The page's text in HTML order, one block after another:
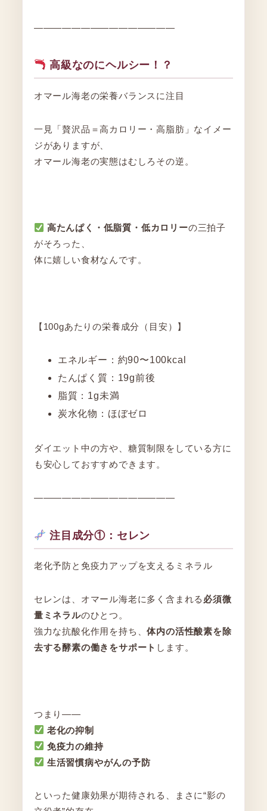
―――――――――――――――
高級なのにヘルシー！？
オマール海老の栄養バランスに注目
一見「贅沢品＝高カロリー・高脂肪」なイメー
ジがありますが、
オマール海老の実態はむしろその逆。
高たんぱく・低脂質・低カロリーの三拍子
がそろった、
体に嬉しい食材なんです。
【100gあたりの栄養成分（目安）】
エネルギー：約90〜100kcal
たんぱく質：19g前後
脂質：1g未満
炭水化物：ほぼゼロ
ダイエット中の方や、糖質制限をしている方に
も安心しておすすめできます。
―――――――――――――――
注目成分①：セレン
老化予防と免疫力アップを支えるミネラル
セレンは、オマール海老に多く含まれる 必須微
量ミネラルのひとつ。
強力な抗酸化作用を持ち、体内の活性酸素を除
去する酵素の働きをサポート します。
つまり――
老化の抑制
免疫力の維持
生活習慣病やがんの予防
といった健康効果が期待される、まさに“影の